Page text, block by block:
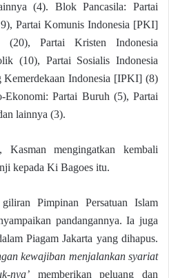
(4). Blok Pancasila: Partai
Partai Komunis Indonesia [PKI]
(20), Partai Kristen Indonesia
(10), Partai Sosialis Indonesia
Indonesia [IPKI] (8)
Partai Buruh (5), Partai
lainnya (3).
Kasman mengingatkan kembali
kepada Ki Bagoes itu.
Pimpinan Persatuan Islam
pandangannya. Ia juga
Piagam Jakarta yang dihapus.
kewajiban menjalankan syariat
nya’ memberikan peluang dan